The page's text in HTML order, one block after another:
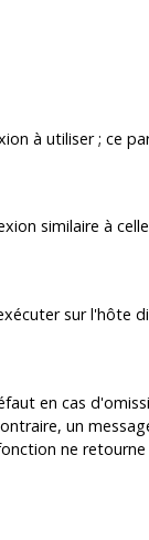
à utiliser ; ce
similaire à
sur l'hôte
en cas
un
ne retourne